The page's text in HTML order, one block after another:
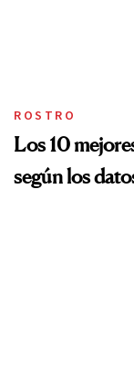
ROSTRO
Los 10
según los